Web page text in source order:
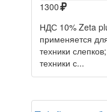
1300
НДС 10% Zeta
применяется
техники
техники с...